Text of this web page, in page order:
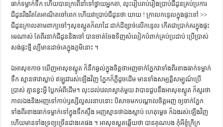
ធាក់​ទម្លាក់​ទឹក​ ហើយ​បាន​ក្រពើ​នាំ​ទៅ​ថ្វាយ​អ្នកតា, លុះ​រៀប​រាប់​រឿង​ប្រាប់​ជីដូន​គ្រប់​ប្រការ​
ជីដូន​រឹង​រឹត​តែ​អាណិត​ចៅ​ពេក​ ហើយ​វា​ប្រាប់​ជីដូន​ថា យាយ ! ក្រាល​កន្ទេល​ក្នុង​ផ្ទះ​ទៅ >>
ជីដូន​ក្រាល​តាម​ពាក្យ​ចៅៗ​សុខ​ស្លូត​ក៏​លា​ដៃ​ ដាក់​ដី​ខ្សាច់​លើ​កន្ទេល​ កើត​ជា​ប្រាក់​គរ​ក្នុង​ផ្ទះ​
អរណាស់​ តែ​ពីរ​នាក់​ជីដូន​និង​ចៅ​ បាន​ចាត់​ចែង​ទិញ​សំលៀក​បំពាក់​គ្រប់​ប្រដាប់​ ប្រើ​ប្រាស់​
សង់​ផ្ទះ​ថ្មី​ ល្បី​មាន​ដាច់​គេ​ក្នុង​ភូមិ​នោះ ។
ឯ​អា​សុខ​កាច​ ឃើញ​អា​សុខ​ស្លូត​ ក៏​នឹក​ឆ្ងល់​ក្នុង​ចិត្ត​ថាអញ​ចាក់​ភ្នែក​វា​ទាំង​ពីរ​ខាង​​ធាក់​ទម្លាក់​
ទឹក​ ស្មាន​ថា​វា​ស្លាប់​ ឥឡូវ​វា​រស់​ឡើង​វិញ​ ភ្នែក​ក៏​ភ្លឺ​ដូច​ដើម​ មាន​ទាំង​សម្បត្តិ​សម្បូណ៍​ប្រើ
ប្រាស់​ គ្មាន​ខ្វះ​អ្វី​ ប្លែក​អំពី​ដើម។ លុះ​ដល់​វេលា​ស្ងាត់​មួយ​ វា​បាន​ជួប​នឹង​អា​សុខ​ស្លូត​ ក៏​សួរ​ថា
កាល​ឯង​និង​អញ​ទៅ​កាប់​ឫស្សី​លួស​រនាប​នោះ​ បិសាច​មក​បណ្ដាល​ចិត្ត​អញ​ ឲ្យ​ចាក់​ភ្នែក​
ទាំង​ពីរ​ខាង​ធាក់​ទម្លាក់​ទៅ​ក្នុង​ទឹក​ស្ទឹង​ អញ​ស្មាន​ថា​ឯង​ស្លាប់​ ហេតុម្ដេច​ ក៏​ឯង​រស់​ឡើង​វិញ​
ហើយ​មាន​ទាំង​ទ្រព្យ​ច្រើន​ជាង​គេ​ផង ។ អា​សុខ​ស្លូត​ឆ្លើយ​ថា បាន​គុណ​បង​ កុំ​អី​ខ្ញុំ​ក្រីក្រ​